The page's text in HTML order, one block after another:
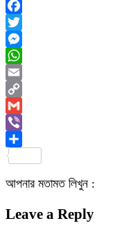
Facebook
Twitter
Messenger
WhatsApp
Email
Copy
Link
Gmail
Viber
আপনার মতামত লিখুন :
Leave a Reply